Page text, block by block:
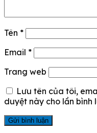
Tên *
Email *
Trang web
Lưu tên của tôi,
duyệt này cho lần bình